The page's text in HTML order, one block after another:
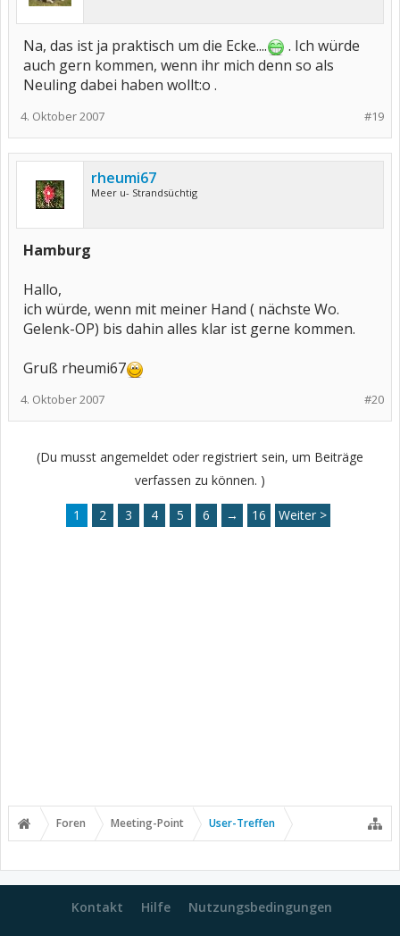
Na, das ist ja praktisch um die Ecke....
. Ich würde
auch gern kommen, wenn ihr mich denn so als
Neuling dabei haben wollt:o .
#19
4. Oktober 2007
rheumi67
Meer u- Strandsüchtig
Hamburg
Hallo,
ich würde, wenn mit meiner Hand ( nächste Wo.
Gelenk-OP) bis dahin alles klar ist gerne kommen.
Gruß rheumi67
#20
4. Oktober 2007
(Du musst angemeldet oder registriert sein, um Beiträge
verfassen zu können. )
1 2 3 4 5 6 → 16 Weiter >
Foren Meeting-Point User-Treffen
Kontakt Hilfe Nutzungsbedingungen